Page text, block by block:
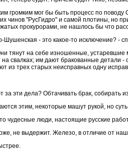
громким мог бы быть процесс по
чинов "РусГидро" и самой плотины, но
прокурорами, не нашлось бы что
- это какое-то исключение? -
тянут на себе изношенные,
на свалках; им дают бракованные детали
из трех старых неисправных одну
за эти дела? Обтачивать брак, собирать
этим, некоторые машут рукой, но
чудесные люди, настоящие русские
не выдержит. Железо, в отличие от